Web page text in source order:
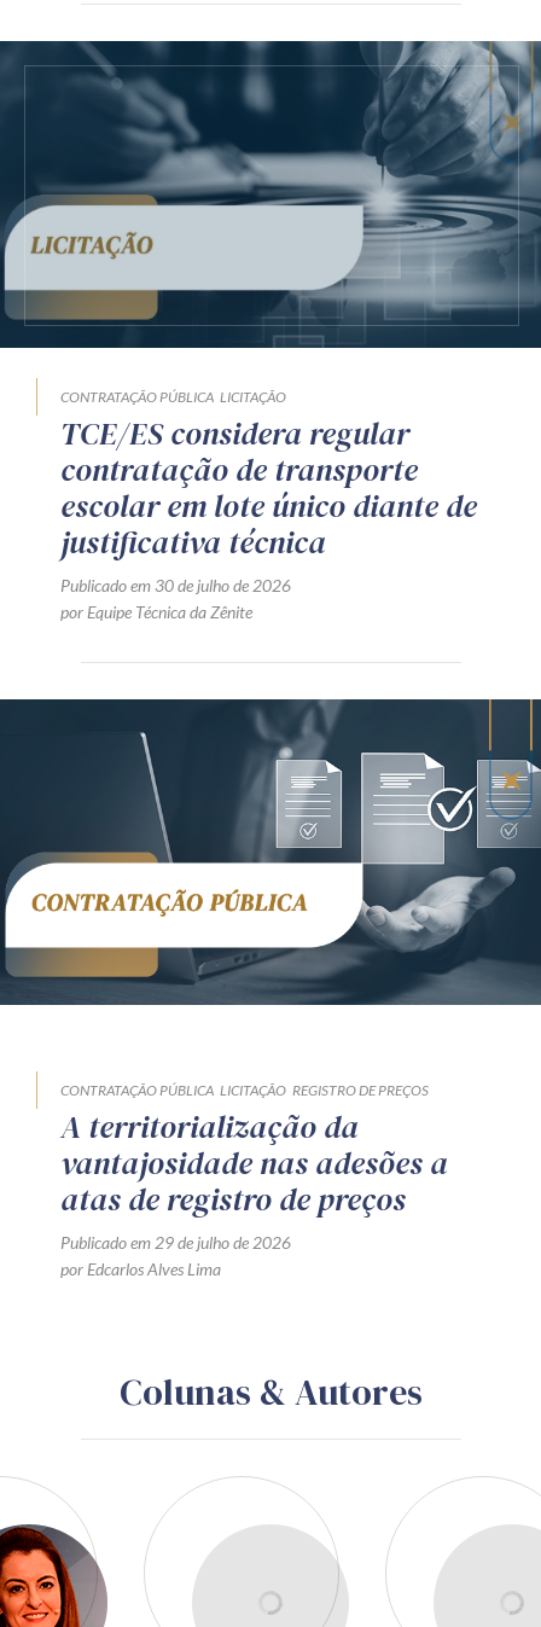
CONTRATAÇÃO PÚBLICA LICITAÇÃO
TCE/ES considera regular
contratação de transporte
escolar em lote único diante de
justificativa técnica
Publicado em 30 de julho de 2026
por Equipe Técnica da Zênite
CONTRATAÇÃO PÚBLICA LICITAÇÃO REGISTRO DE PREÇOS
A territorialização da
vantajosidade nas adesões a
atas de registro de preços
Publicado em 29 de julho de 2026
por Edcarlos Alves Lima
Colunas & Autores